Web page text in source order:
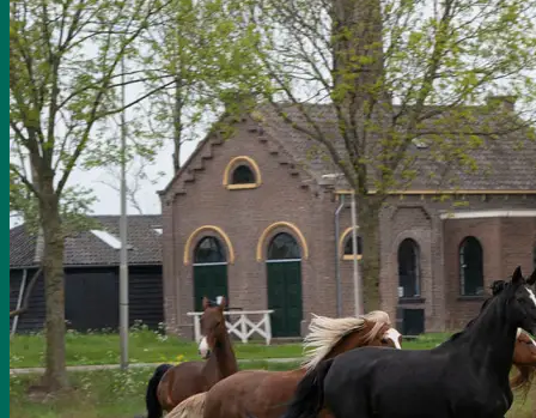
Fokkerij
Onze fokkerij
Jaargang 2022
Jaargang 2023
Jaargang 2024
Lease
Feestjes
Nieuws
Contact
Inloggen